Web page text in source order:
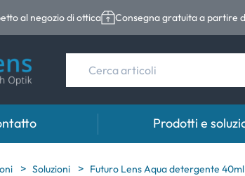
al negozio di ottica Consegna gratuita a partire
Categoria
Prodotti e
Marche
Soluzioni Futuro Lens Aqua detergente 40ml